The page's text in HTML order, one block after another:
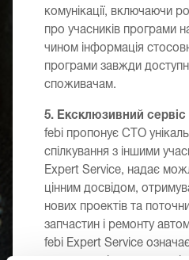
комунікації, включаючи
про учасників програми
чином інформація
програми завжди
споживачам.
5. Ексклюзивний сервіс
febi пропонує СТО
спілкування з іншими
Expert Service, надає
цінним досвідом,
нових проектів та
запчастин і ремонту
febi Expert Service